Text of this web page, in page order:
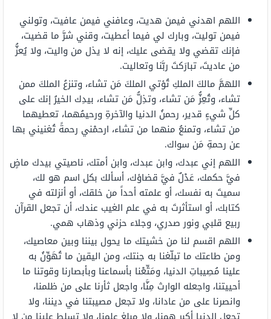
اللهم اهدني فيمن هديت، وعافني فيمن عافيت، وتولني
فيمن توليت، وبارك لي فيما أعطيت، وقني شرَّ ما قضيت،
فإنك تقضي ولا يقضى عليك، إنه لا يذل من واليت، ولا يُعزُّ
من عاديتَ، تبارَكتَ ربَّنا وتعاليت.
اللهمَّ مالكَ الملكِ تُؤتي الملكَ مَن تشاء، وتنزعُ الملكَ ممن
تشاء، وتُعِزُّ مَن تشاء، وتذِلُّ مَن تشاء، بيدِك الخيرُ إنك على
كلِّ شيءٍ قدير، رحمنُ الدنيا والآخرةِ ورحيمُهما، تعطيهما
من تشاء، وتمنعُ منهما من تشاء، ارحمْني رحمةً تُغنيني بها
عن رحمةِ مَن سواك.
اللهم إني عبدك، وابن عبدك، وابن أمتك، ناصيتي بيدك ماضٍ
فيَّ حكمك، عَدْلٌ فيَّ قضاؤك، أسألك بكل اسم هو لك،
سميتَ به نفسك، أو علمته أحداً من خلقك، أو أنزلته في
كتابك، أو استأثرتَ به في علم الغيب عندك، أن تجعل القرآن
ربيع قلبي ونور صدري، وجلاء حزني وذهاب همي.
اللهم اقسم لنا من خشيتك ما يحول بيننا وبين معاصيك،
ومن طاعتك ما تبلّغنا به جنتك، ومن اليقين ما تُهَوِّنُ به
علينا مُصِيباتِ الدنيا، ومَتِّعْنا بأسماعنا وبأبصارنا وقوتنا ما
أحييتنا، واجعله الوارث مِنَّا، واجعل ثأرنا على من ظلمنا،
وانصرنا على من عادانا، ولا تجعل مصيبتنا في ديننا، ولا